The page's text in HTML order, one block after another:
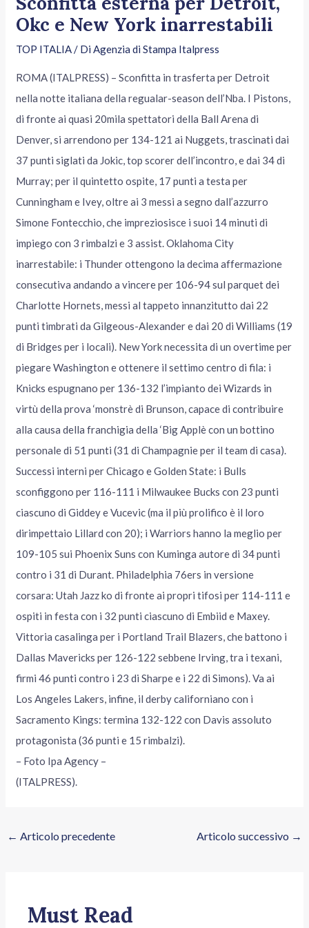
Okc e New York inarrestabili
TOP ITALIA/ DiAgenzia di Stampa Italpress
ROMA (ITALPRESS) – Sconfitta in trasferta per Detroit
nella notte italiana della regualar-season dell’Nba. I Pistons,
di fronte ai quasi 20mila spettatori della Ball Arena di
Denver, si arrendono per 134-121 ai Nuggets, trascinati dai
37 punti siglati da Jokic, top scorer dell’incontro, e dai 34 di
Murray; per il quintetto ospite, 17 punti a testa per
Cunningham e Ivey, oltre ai 3 messi a segno dall’azzurro
Simone Fontecchio, che impreziosisce i suoi 14 minuti di
impiego con 3 rimbalzi e 3 assist. Oklahoma City
inarrestabile: i Thunder ottengono la decima affermazione
consecutiva andando a vincere per 106-94 sul parquet dei
Charlotte Hornets, messi al tappeto innanzitutto dai 22
punti timbrati da Gilgeous-Alexander e dai 20 di Williams (19
di Bridges per i locali). New York necessita di un overtime per
piegare Washington e ottenere il settimo centro di fila: i
Knicks espugnano per 136-132 l’impianto dei Wizards in
virtù della prova ‘monstrè di Brunson, capace di contribuire
alla causa della franchigia della ‘Big Applè con un bottino
personale di 51 punti (31 di Champagnie per il team di casa).
Successi interni per Chicago e Golden State: i Bulls
sconfiggono per 116-111 i Milwaukee Bucks con 23 punti
ciascuno di Giddey e Vucevic (ma il più prolifico è il loro
dirimpettaio Lillard con 20); i Warriors hanno la meglio per
109-105 sui Phoenix Suns con Kuminga autore di 34 punti
contro i 31 di Durant. Philadelphia 76ers in versione
corsara: Utah Jazz ko di fronte ai propri tifosi per 114-111 e
ospiti in festa con i 32 punti ciascuno di Embiid e Maxey.
Vittoria casalinga per i Portland Trail Blazers, che battono i
Dallas Mavericks per 126-122 sebbene Irving, tra i texani,
firmi 46 punti contro i 23 di Sharpe e i 22 di Simons). Va ai
Los Angeles Lakers, infine, il derby californiano con i
Sacramento Kings: termina 132-122 con Davis assoluto
protagonista (36 punti e 15 rimbalzi).
– Foto Ipa Agency –
(ITALPRESS).
← Articolo precedente Articolo successivo →
Must Read